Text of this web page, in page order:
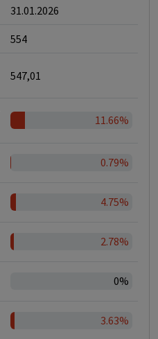
31.01.2026
554
547,01
11.66%
0.79%
4.75%
2.78%
0%
3.63%